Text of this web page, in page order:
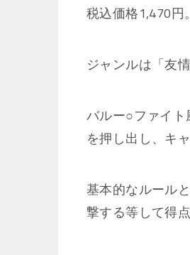
税込価格1,470円。
ジャンルは「友
バルー○ファイ
を押し出し、キ
基本的なルール
撃する等して得